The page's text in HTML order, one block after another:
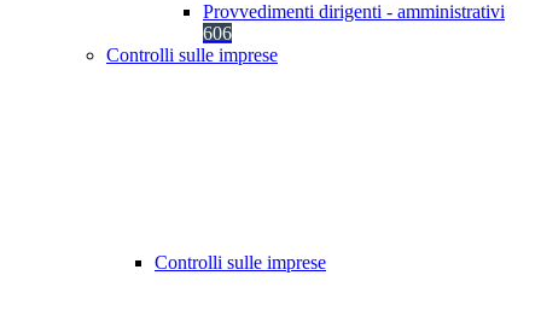
Provvedimenti dirigenti - amministrativi
606
Controlli sulle imprese
Controlli sulle imprese